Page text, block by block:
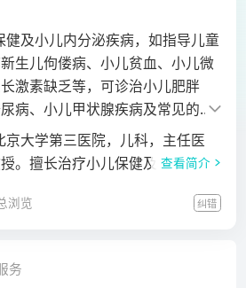
健及小儿内分泌疾病，如指导儿童
生儿佝偻病、小儿贫血、小儿微
激素缺乏等，可诊治小儿肥胖
病、小儿甲状腺疾病及常见的青
京大学第三医院，儿科，主任医
。擅长治疗小儿保健及小儿内分
量元素缺乏、小儿生长激素缺乏
查看简介
浏览 纠错
务